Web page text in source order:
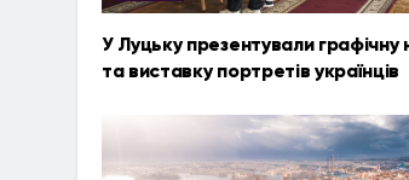
У Луцьку презентували графічну
та виставку портретів українців